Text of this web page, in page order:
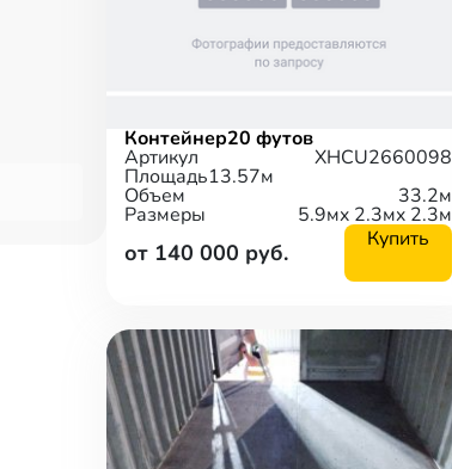
Контейнер20 футов
Артикул XHCU2660098
Площадь13.57м
Объем 33.2м
Размеры 5.9мx 2.3мx 2.3м
от 140 000 руб. Купить